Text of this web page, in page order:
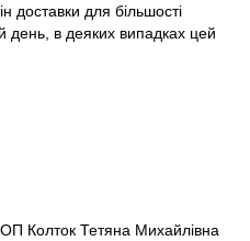
доставки для більшості
день, в деяких випадках цей
Колток Тетяна Михайлівна